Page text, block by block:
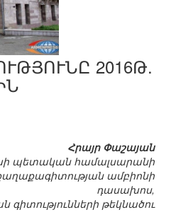
2016Թ.
Հրայր Փաշայան
պետական համալսարանի
ամբիոնի
դասախոս,
թեկնածու